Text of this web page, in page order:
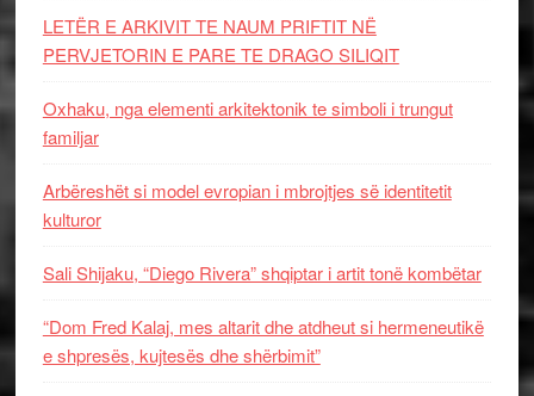
LETËR E ARKIVIT TE NAUM PRIFTIT NË
PERVJETORIN E PARE TE DRAGO SILIQIT
Oxhaku, nga elementi arkitektonik te simboli i trungut
familjar
Arbëreshët si model evropian i mbrojtjes së identitetit
kulturor
Sali Shijaku, “Diego Rivera” shqiptar i artit tonë kombëtar
“Dom Fred Kalaj, mes altarit dhe atdheut si hermeneutikë
e shpresës, kujtesës dhe shërbimit”